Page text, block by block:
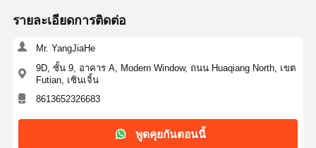
รายละเอียดการติดต่อ
Mr. YangJiaHe
9D, ชั้น 9, อาคาร A, Modern Window, ถนน Huaqiang North, เขต
Futian, เซินเจิ้น
8613652326683
พูดคุยกันตอนนี้